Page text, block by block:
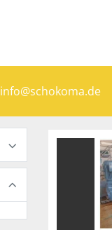
info@schokoma.de